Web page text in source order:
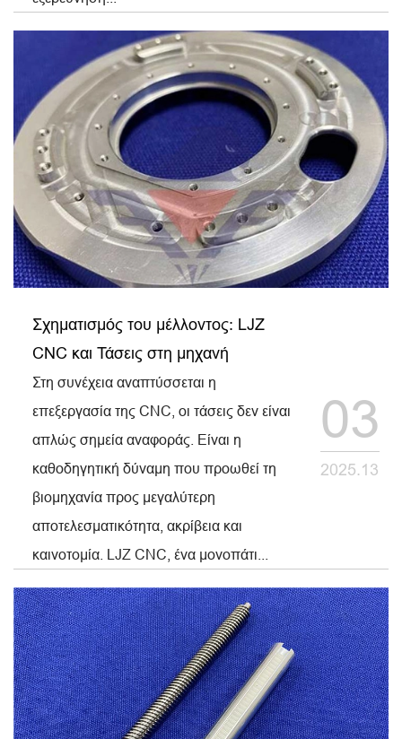
Σχηματισμός του μέλλοντος: LJZ
CNC και Τάσεις στη μηχανή
Στη συνέχεια αναπτύσσεται η
επεξεργασία της CNC, οι τάσεις δεν είναι
απλώς σημεία αναφοράς. Είναι η
καθοδηγητική δύναμη που προωθεί τη
βιομηχανία προς μεγαλύτερη
αποτελεσματικότητα, ακρίβεια και
καινοτομία. LJZ CNC, ένα μονοπάτι...
03
2025.13